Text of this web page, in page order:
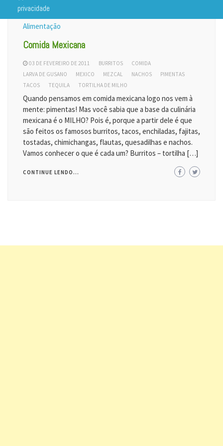
privacidade
Alimentação
Comida Mexicana
03 DE FEVEREIRO DE 2011 BURRITOS
COMIDA
LARVA DE GUSANO
MEXICO MEZCAL NACHOS
PIMENTAS
TACOS
TEQUILA TORTILHA DE MILHO
Quando pensamos em comida mexicana logo nos vem à
mente: pimentas! Mas você sabia que a base da culinária
mexicana é o MILHO? Pois é, porque a partir dele é que
são feitos os famosos burritos, tacos, enchiladas, fajitas,
tostadas, chimichangas, flautas, quesadilhas e nachos.
Vamos conhecer o que é cada um? Burritos – tortilha […]
CONTINUE LENDO...